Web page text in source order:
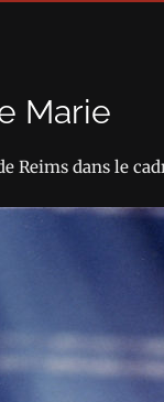
Marie
dans le